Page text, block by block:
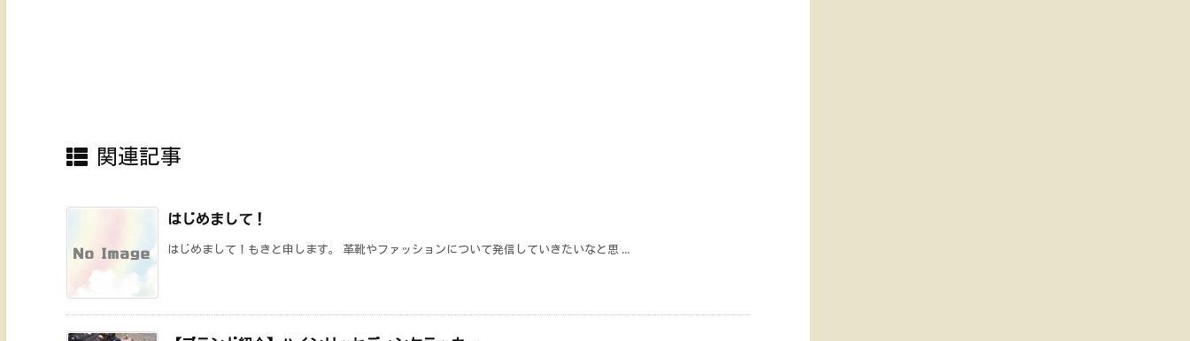
関連記事
はじめまして！
はじめまして！もきと申します。 革靴やファッションについて発信していきたいなと思 ...